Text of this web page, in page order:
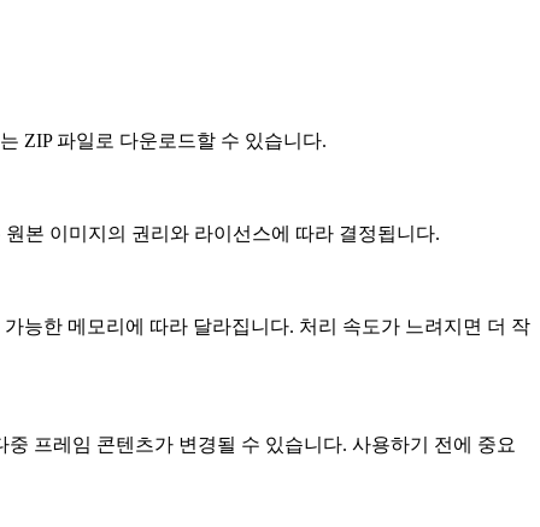
ZIP 파일로 다운로드할 수 있습니다.
본 이미지의 권리와 라이선스에 따라 결정됩니다.
능한 메모리에 따라 달라집니다. 처리 속도가 느려지면 더 작
프레임 콘텐츠가 변경될 수 있습니다. 사용하기 전에 중요